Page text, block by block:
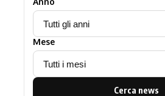
Mese
Cerca news